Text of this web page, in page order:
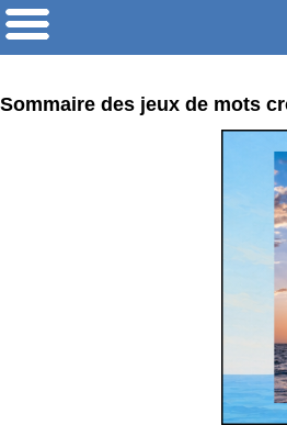
Sommaire des jeux de mots